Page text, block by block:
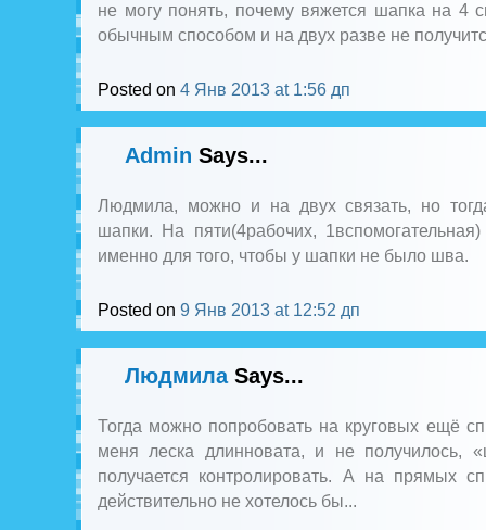
не могу понять, почему вяжется шапка на 4
обычным способом и на двух разве не
Posted on 4 Янв 2013 at 1:56 дп
Admin Says...
Людмила, можно и на двух связать, но
шапки. На пяти(4рабочих,
именно для того, чтобы у шапки не было шва.
Posted on 9 Янв 2013 at 12:52 дп
ЛюдмилаSays...
Тогда можно попробовать на круговых ещё
меня леска длинновата, и не получилось,
получается контролировать. А на прямых
действительно не хотелось бы...